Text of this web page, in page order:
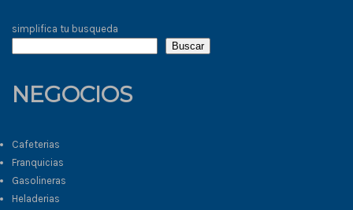
simplifica tu busqueda
Buscar
NEGOCIOS
Cafeterias
Franquicias
Gasolineras
Heladerias